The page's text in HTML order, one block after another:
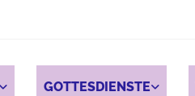
GOTTESDIENSTE